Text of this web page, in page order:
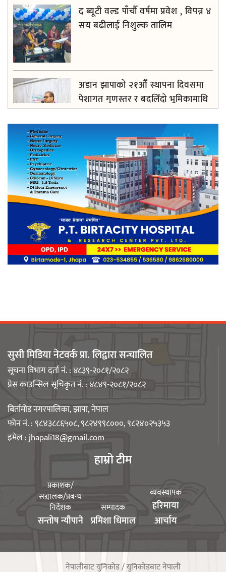
द ब्यूटी वल्ड पाँचौँ वर्षमा प्रवेश , विपन्न ४
सय बढीलाई निशुल्क तालिम
अडान झापाको २१औँ स्थापना दिवसमा
पेशागत गुणस्तर र बदलिँदो भूमिकामाथि
अन्तरक्रिया
आगलागीबाट प्रभावित शेयर सदस्यलाई
सहाराले उपलब्ध गरायाे राहत
लिङ्कन मन्टेश्वरीमा खिर दिवस मनाइयो
जर्मनीको बायोमेडमा आबद्ध
नेपाली युवा उद्यमी मञ्च झापाको अध्यक्षमा
मिजास पोखरेल
बिर्तामोड स्मार्ट लेडीद्धारा सामुदायिक
कुकुरलाई खानासहित स्वैच्छिक आँखादान
युवा संघ झापाको अध्यक्षमा बिशन लिम्बू
सुसी मिडिया नेटवर्क प्रा. लिद्वारा सन्चालित
सूचना विभाग दर्ता नं. : ४८३९-२०८१/२०८२
प्रेस काउन्सिल सूचिकृत नं. : ४८४९-२०८१/२०८२
बिर्तामोड नगरपालिका, झापा, नेपाल
फोन नं. : ९८४३८८६५०८, ९८२४९९८०००, ९८२४०२५३५३
इमेल :jhapali18@gmail.com
हाम्रो टीम
प्रकाशक/
सञ्चालक/प्रबन्ध
निर्देशक
सन्तोष न्यौपाने
सम्पादक
प्रमिशा धिमाल
व्यवस्थापक
हरिमाया
आर्चाय
नेपालीबाट युनिकोड / युनिकोडबाट नेपाली